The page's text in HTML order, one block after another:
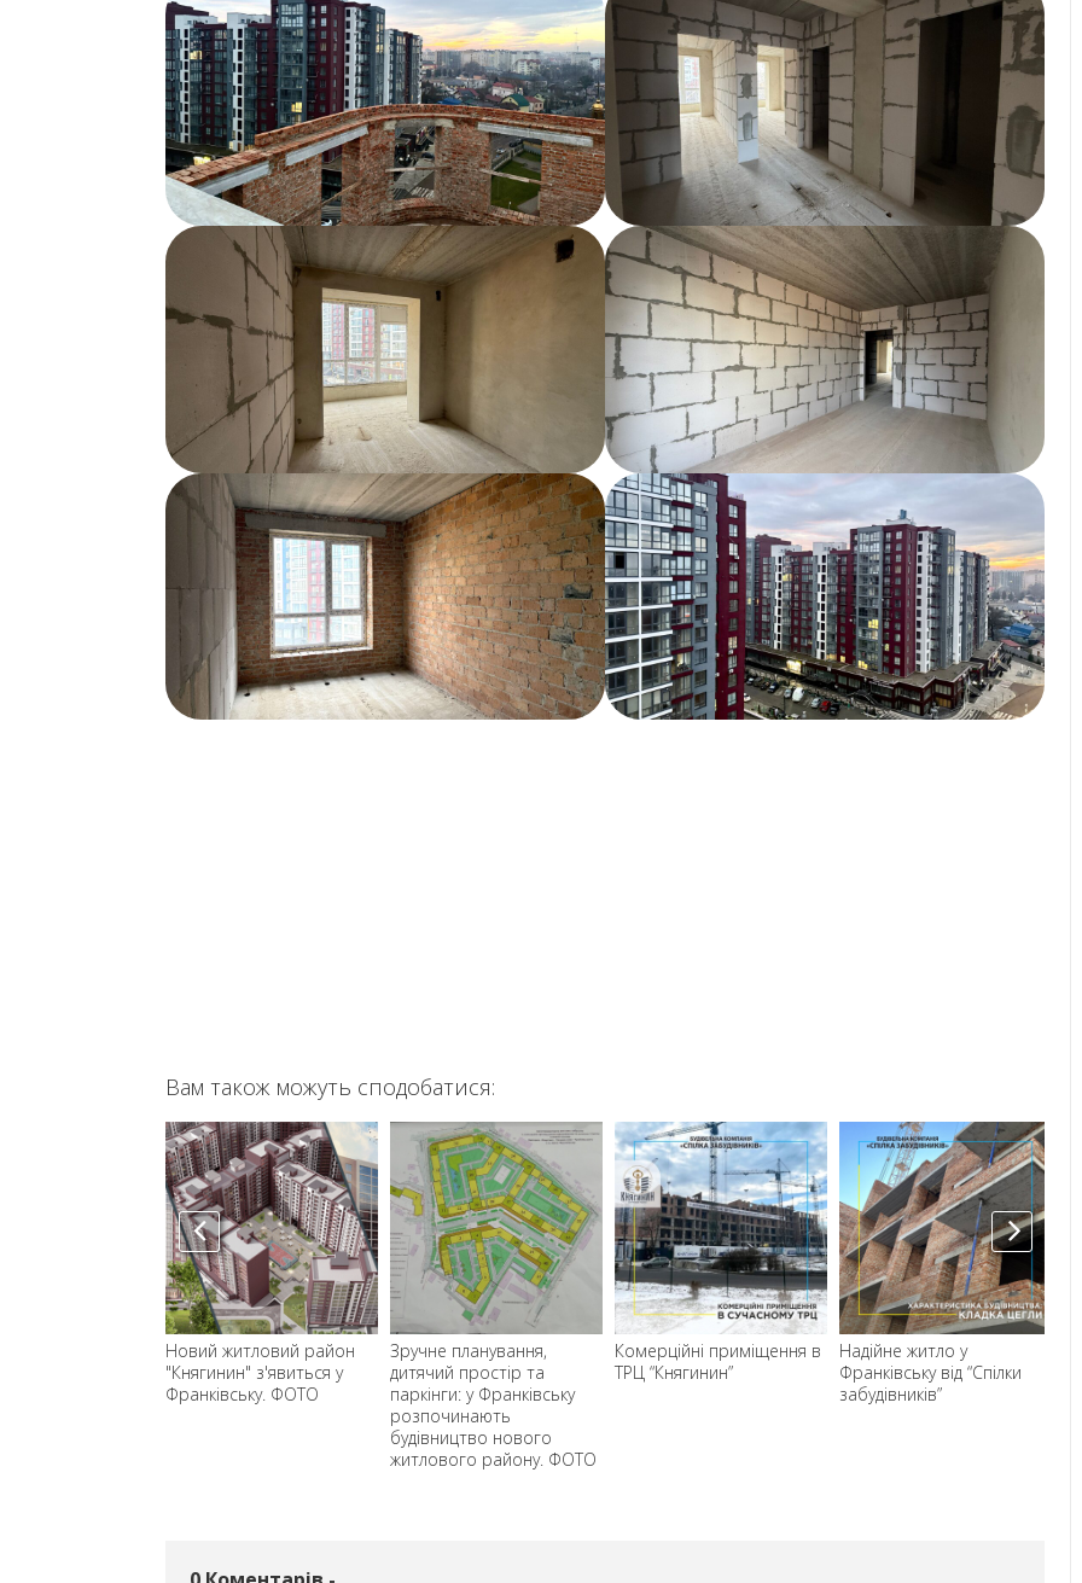
Вам також можуть сподобатися:
Новий житловий район
"Княгинин" з'явиться у
Франківську. ФОТО
Зручне планування,
дитячий простір та
паркінги: у Франківську
розпочинають
будівництво нового
житлового району. ФОТО
Комерційні приміщення в
ТРЦ “Княгинин”
Надійне житло у
Франківську від “Спілки
забудівників”